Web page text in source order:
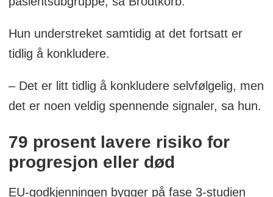
Hun understreket samtidig at det fortsatt er
tidlig å konkludere.
– Det er litt tidlig å konkludere selvfølgelig, men
det er noen veldig spennende signaler, sa hun.
79 prosent lavere risiko for
progresjon eller død
EU-godkjenningen bygger på fase 3-studien